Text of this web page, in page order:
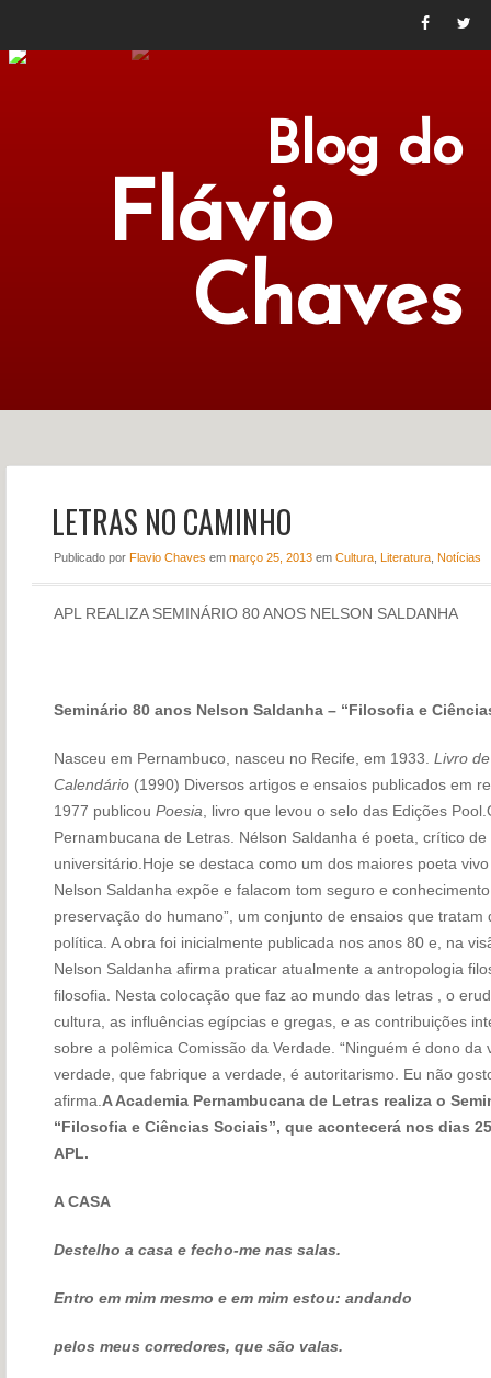
Blog do
Flávio
Chaves
NOTÍCIAS
CONTATO
LETRAS NO CAMINHO
Publicado por Flavio Chaves em março 25, 2013em Cultura, Literatura, Notícias
APL REALIZA SEMINÁRIO 80 ANOS NELSON SALDANHA
Seminário 80 anos Nelson Saldanha – “Filosofia e
Nasceu em Pernambuco, nasceu no Recife, em 1933. Livro
Calendário(1990) Diversos artigos e ensaios publicados em
1977 publicou Poesia , livro que levou o selo das Edições
Pernambucana de Letras. Nélson Saldanha é poeta, crítico
universitário.Hoje se destaca como um dos maiores poeta
Nelson Saldanha expõe e falacom tom seguro e
preservação do humano”, um conjunto de ensaios que
política. A obra foi inicialmente publicada nos anos 80 e, na
Nelson Saldanha afirma praticar atualmente a antropologia
filosofia. Nesta colocação que faz ao mundo das letras , o
cultura, as influências egípcias e gregas, e as contribuições
sobre a polêmica Comissão da Verdade. “Ninguém é dono
verdade, que fabrique a verdade, é autoritarismo. Eu não
afirma. A Academia Pernambucana de Letras realiza o
“Filosofia e Ciências Sociais”, que acontecerá nos dias
APL.
A CASA
Destelho a casa e fecho-me nas salas.
Entro em mim mesmo e em mim estou: andando
pelos meus corredores, que são valas.